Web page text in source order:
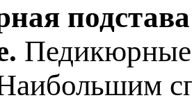
подстава
Педикюрные